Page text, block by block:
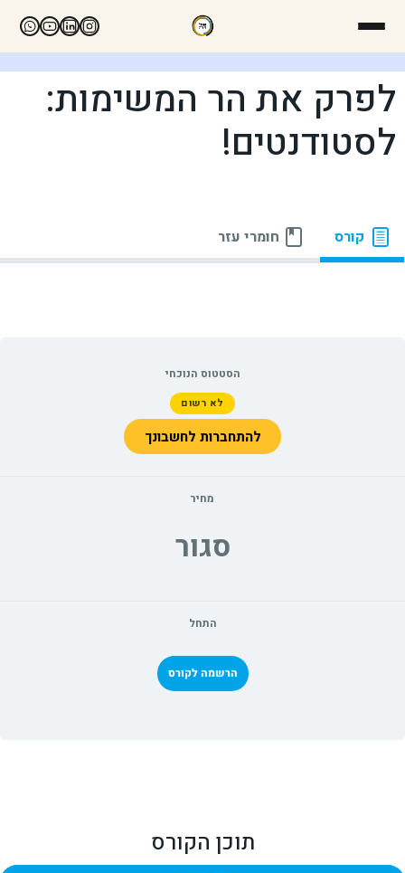
לפרק את הר המשימות:
לסטודנטים!
קורס חומרי עזר
הסטטוס הנוכחי
לא רשום
להתחברות לחשבונך
מחיר
סגור
התחל
הרשמה לקורס
תוכן הקורס